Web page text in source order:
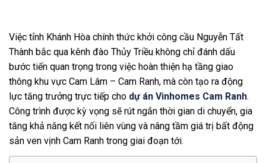
Việc tỉnh Khánh Hòa chính thức khởi công cầu Nguyễn Tất
Thành bắc qua kênh đào Thủy Triều không chỉ đánh dấu
bước tiến quan trọng trong việc hoàn thiện hạ tầng giao
thông khu vực Cam Lâm – Cam Ranh, mà còn tạo ra động
lực tăng trưởng trực tiếp cho dự án Vinhomes Cam Ranh.
Công trình được kỳ vọng sẽ rút ngắn thời gian di chuyển, gia
tăng khả năng kết nối liên vùng và nâng tầm giá trị bất động
sản ven vịnh Cam Ranh trong giai đoạn tới.